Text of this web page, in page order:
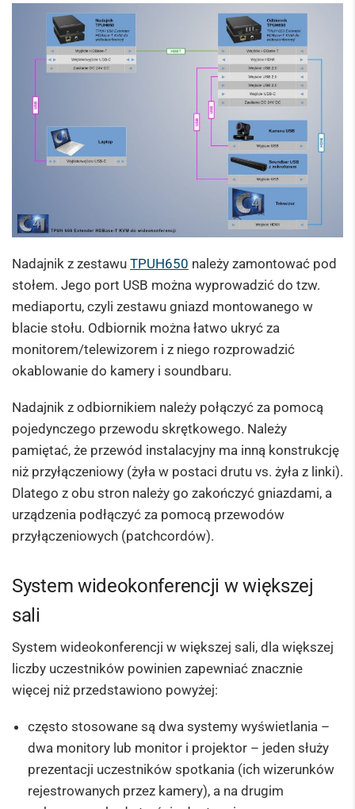
Nadajnik z zestawu TPUH650 należy zamontować pod
stołem. Jego port USB można wyprowadzić do tzw.
mediaportu, czyli zestawu gniazd montowanego w
blacie stołu. Odbiornik można łatwo ukryć za
monitorem/telewizorem i z niego rozprowadzić
okablowanie do kamery i soundbaru.
Nadajnik z odbiornikiem należy połączyć za pomocą
pojedynczego przewodu skrętkowego. Należy
pamiętać, że przewód instalacyjny ma inną konstrukcję
niż przyłączeniowy (żyła w postaci drutu vs. żyła z linki).
Dlatego z obu stron należy go zakończyć gniazdami, a
urządzenia podłączyć za pomocą przewodów
przyłączeniowych (patchcordów).
System wideokonferencji w większej
sali
System wideokonferencji w większej sali, dla większej
liczby uczestników powinien zapewniać znacznie
więcej niż przedstawiono powyżej:
często stosowane są dwa systemy wyświetlania –
dwa monitory lub monitor i projektor – jeden służy
prezentacji uczestników spotkania (ich wizerunków
rejestrowanych przez kamery), a na drugim